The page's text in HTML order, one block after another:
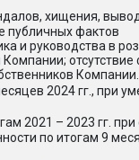
хищения,
публичных фактов
и руководства в
отсутствие
Компании.
2024 гг., при
2021 – 2023 гг. при
по итогам 9